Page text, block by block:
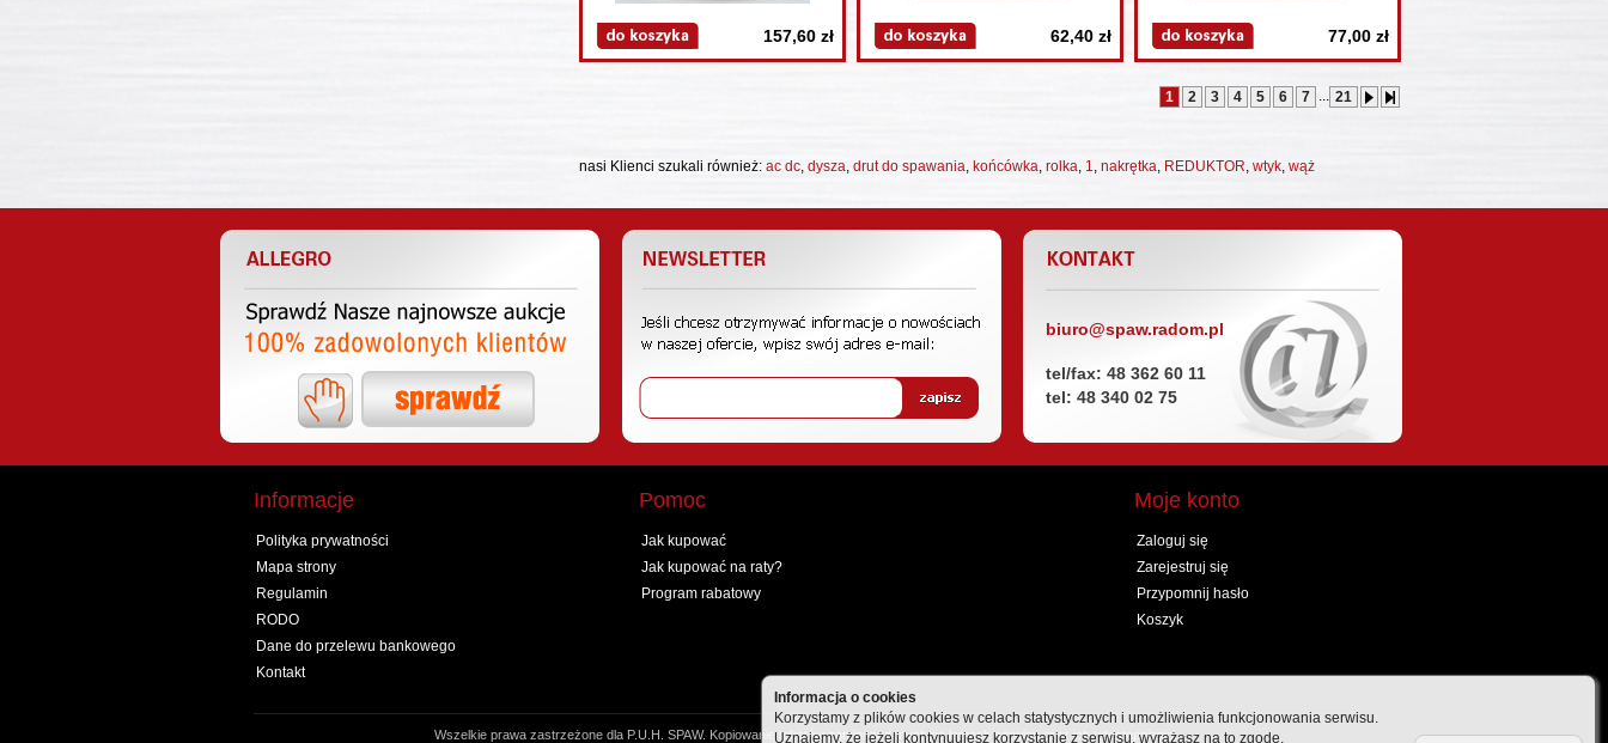
Informacja o cookies
Korzystamy z plików cookies w celach statystycznych i umożliwienia funkcjonowania serwisu.
Uznajemy, że jeżeli kontynuujesz korzystanie z serwisu, wyrażasz na to zgodę.
157,60 zł 62,40 zł 77,00 zł
1 2 3 4 5 6 7 ... 21
nasi Klienci szukali również: ac dc, dysza, drut do spawania, końcówka, rolka, 1, nakrętka, REDUKTOR, wtyk, wąż
biuro@spaw.radom.pl
tel/fax: 48 362 60 11
tel: 48 340 02 75
Informacje
Polityka prywatności
Mapa strony
Regulamin
RODO
Dane do przelewu bankowego
Kontakt
Pomoc
Jak kupować
Jak kupować na raty?
Program rabatowy
Moje konto
Zaloguj się
Zarejestruj się
Przypomnij hasło
Koszyk
Wszelkie prawa zastrzeżone dla P.U.H. SPAW. Kopiowanie tekstów zamieszczonych na łamach serwisu oraz ich udostępnianie